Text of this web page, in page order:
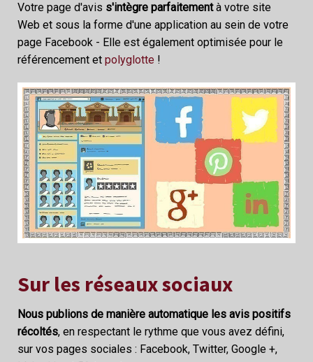
Votre page d'avis s'intègre parfaitementà votre site
Web et sous la forme d'une application au sein de votre
page Facebook - Elle est également optimisée pour le
référencement et polyglotte !
Sur les réseaux sociaux
Nous publions de manière automatique les avis positifs
récoltés, en respectant le rythme que vous avez défini,
sur vos pages sociales : Facebook, Twitter, Google +,